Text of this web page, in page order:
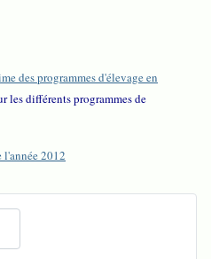
des programmes d'élevage en
les différents programmes de
l'année 2012